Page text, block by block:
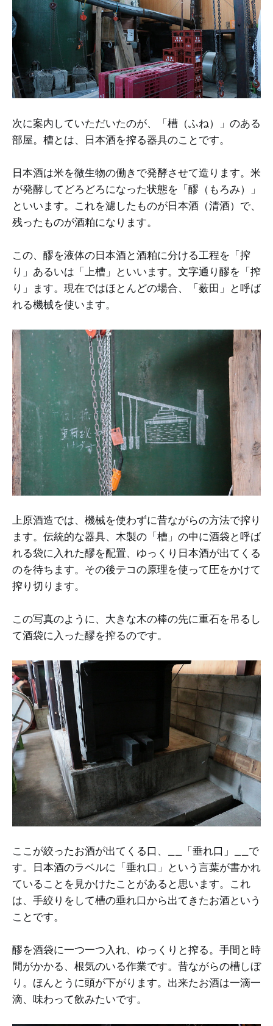
次に案内していただいたのが、「槽（ふね）」のある
部屋。槽とは、日本酒を搾る器具のことです。
日本酒は米を微生物の働きで発酵させて造ります。米
が発酵してどろどろになった状態を「醪（もろみ）」
といいます。これを濾したものが日本酒（清酒）で、
残ったものが酒粕になります。
この、醪を液体の日本酒と酒粕に分ける工程を「搾
り」あるいは「上槽」といいます。文字通り醪を「搾
り」ます。現在ではほとんどの場合、「薮田」と呼ば
れる機械を使います。
上原酒造では、機械を使わずに昔ながらの方法で搾り
ます。伝統的な器具、木製の「槽」の中に酒袋と呼ば
れる袋に入れた醪を配置、ゆっくり日本酒が出てくる
のを待ちます。その後テコの原理を使って圧をかけて
搾り切ります。
この写真のように、大きな木の棒の先に重石を吊るし
て酒袋に入った醪を搾るのです。
ここが絞ったお酒が出てくる口、__「垂れ口」__で
す。日本酒のラベルに「垂れ口」という言葉が書かれ
ていることを見かけたことがあると思います。これ
は、手絞りをして槽の垂れ口から出てきたお酒という
ことです。
醪を酒袋に一つ一つ入れ、ゆっくりと搾る。手間と時
間がかかる、根気のいる作業です。昔ながらの槽しぼ
り。ほんとうに頭が下がります。出来たお酒は一滴一
滴、味わって飲みたいです。